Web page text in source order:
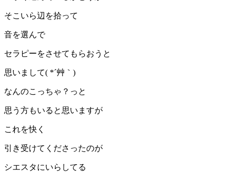
そこいら辺を拾って
音を選んで
セラピーをさせてもらおうと
思いまして( *´艸｀)
なんのこっちゃ？っと
思う方もいると思いますが
これを快く
引き受けてくださったのが
シエスタにいらしてる